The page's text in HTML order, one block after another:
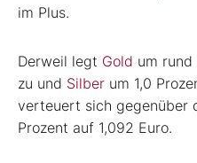
im Plus.
Derweil legt Gold um
zu und Silber um 1,0
verteuert sich gegenüber
Prozent auf 1,092 Euro.